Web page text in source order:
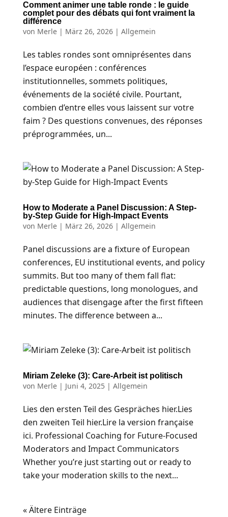
Comment animer une table ronde : le guide
complet pour des débats qui font vraiment la
différence
von Merle| März 26, 2026| Allgemein
Les tables rondes sont omniprésentes dans
l’espace européen : conférences
institutionnelles, sommets politiques,
événements de la société civile. Pourtant,
combien d’entre elles vous laissent sur votre
faim ? Des questions convenues, des réponses
préprogrammées, un...
How to Moderate a Panel Discussion: A Step-
by-Step Guide for High-Impact Events
von Merle| März 26, 2026| Allgemein
Panel discussions are a fixture of European
conferences, EU institutional events, and policy
summits. But too many of them fall flat:
predictable questions, long monologues, and
audiences that disengage after the first fifteen
minutes. The difference between a...
Miriam Zeleke (3): Care-Arbeit ist politisch
von Merle| Juni 4, 2025| Allgemein
Lies den ersten Teil des Gespräches hier.Lies
den zweiten Teil hier.Lire la version française
ici. Professional Coaching for Future-Focused
Moderators and Impact Communicators
Whether you’re just starting out or ready to
take your moderation skills to the next...
« Ältere Einträge